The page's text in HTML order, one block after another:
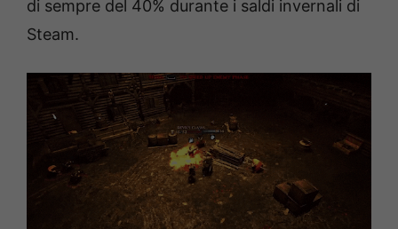
di sempre del 40% durante i saldi invernali di
Steam.